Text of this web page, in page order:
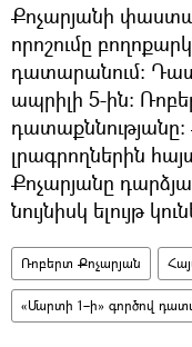
Քոչարյանի
որոշումը
դատարանում։
ապրիլի 5-ին։
լրագրողներին
Քոչարյանը
նույնիսկ ելույթ
Ռոբերտ Քոչարյան
«Մարտի 1–ի» գործով